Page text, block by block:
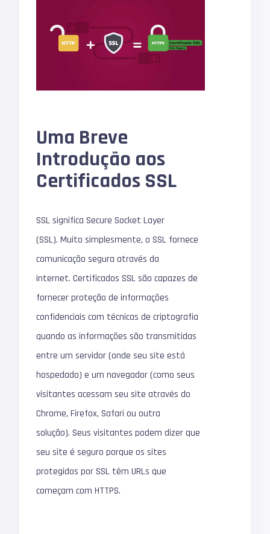
Uma Breve
Introdução aos
Certificados SSL
SSL significa Secure Socket Layer
(SSL). Muito simplesmente, o SSL fornece
comunicação segura através da
internet. Certificados SSL são capazes de
fornecer proteção de informações
confidenciais com técnicas de criptografia
quando as informações são transmitidas
entre um servidor (onde seu site está
hospedado) e um navegador (como seus
visitantes acessam seu site através do
Chrome, Firefox, Safari ou outra
solução). Seus visitantes podem dizer que
seu site é seguro porque os sites
protegidos por SSL têm URLs que
começam com HTTPS.